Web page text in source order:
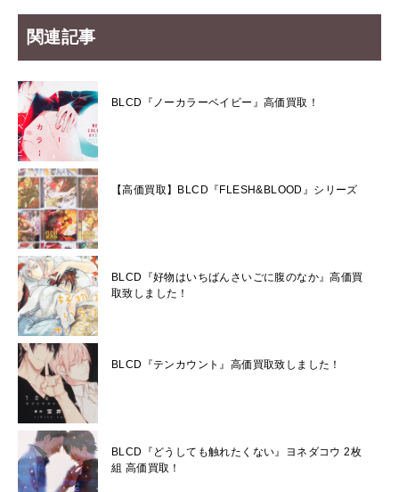
関連記事
BLCD『ノーカラーベイビー』高価買取！
【高価買取】BLCD『FLESH&BLOOD』シリーズ
BLCD『好物はいちばんさいごに腹のなか』高価買
取致しました！
BLCD『テンカウント』高価買取致しました！
BLCD『どうしても触れたくない』ヨネダコウ 2枚
組 高価買取！